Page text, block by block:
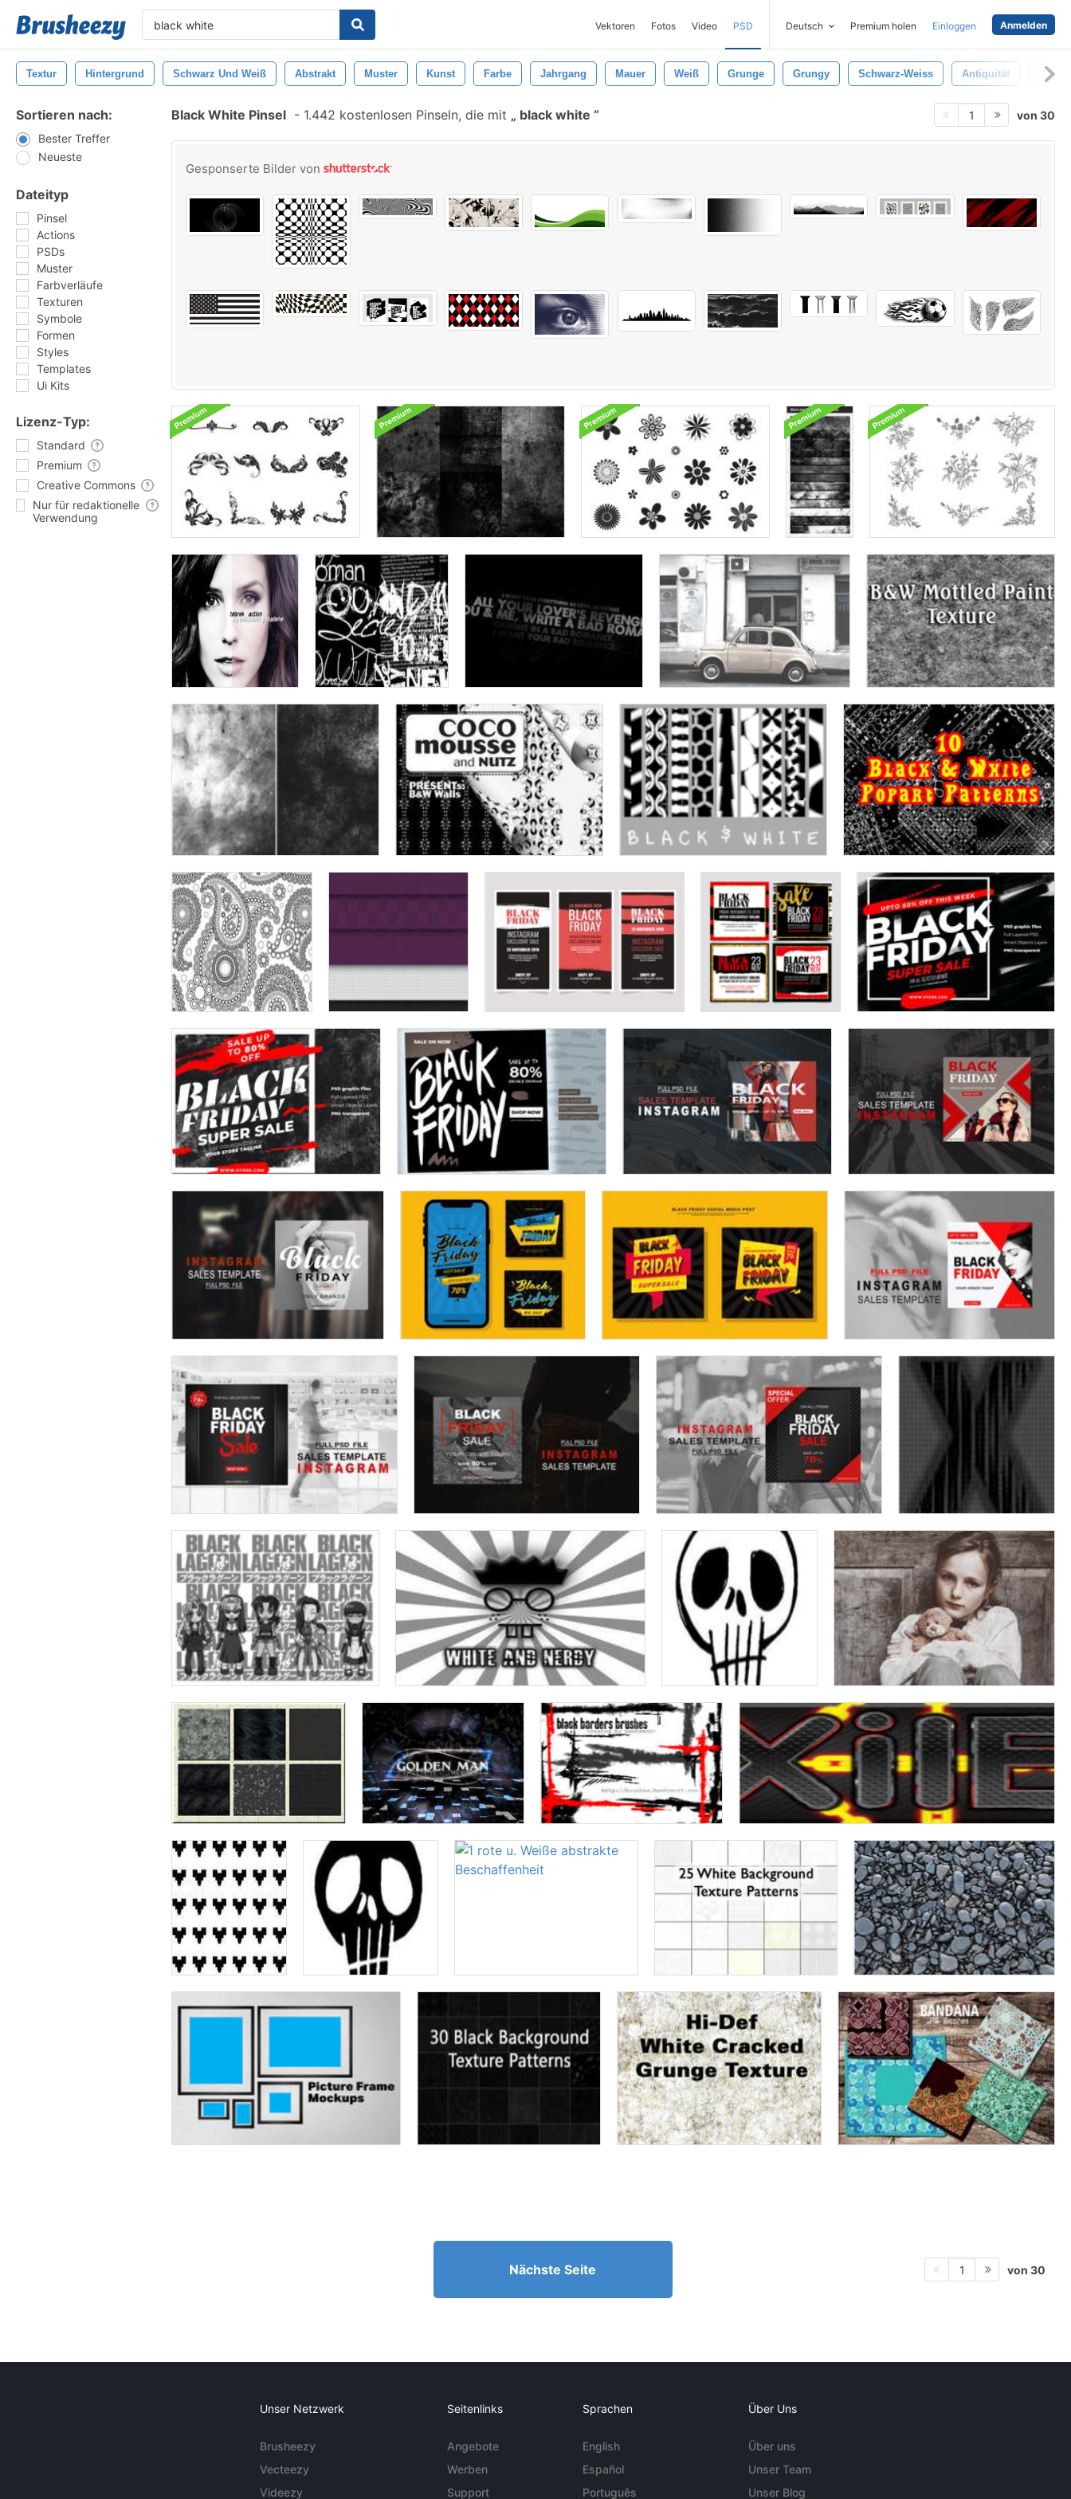
Vektoren Fotos Video PSD Deutsch Premium holen Einloggen Anmelden
Textur Hintergrund Schwarz Und Weiß Abstrakt Muster Kunst Farbe Jahrgang Mauer Weiß Grunge Grungy Schwarz-Weiss Antiquität
Sortieren nach:
Bester Treffer
Neueste
Dateityp
Pinsel
Actions
PSDs
Muster
Farbverläufe
Texturen
Symbole
Formen
Styles
Templates
Ui Kits
Lizenz-Typ:
Standard
Premium
Creative Commons
Nur für redaktionelle
Verwendung
Black White Pinsel - 1.442 kostenlosen Pinseln, die mit black white 1 von 30
Gesponserte Bilder von
Nächste Seite 1 von 30
Unser Netzwerk
Brusheezy
Vecteezy
Videezy
Seitenlinks
Angebote
Werben
Support
Sprachen
English
Español
Português
Über Uns
Über uns
Unser Team
Unser Blog